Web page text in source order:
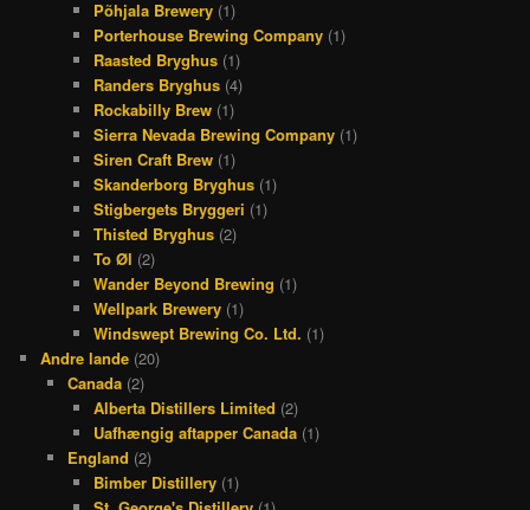
Põhjala Brewery (1)
Porterhouse Brewing Company (1)
Raasted Bryghus (1)
Randers Bryghus (4)
Rockabilly Brew (1)
Sierra Nevada Brewing Company (1)
Siren Craft Brew (1)
Skanderborg Bryghus (1)
Stigbergets Bryggeri (1)
Thisted Bryghus (2)
To Øl (2)
Wander Beyond Brewing (1)
Wellpark Brewery (1)
Windswept Brewing Co. Ltd. (1)
Andre lande (20)
Canada(2)
Alberta Distillers Limited (2)
Uafhængig aftapper Canada (1)
England (2)
Bimber Distillery (1)